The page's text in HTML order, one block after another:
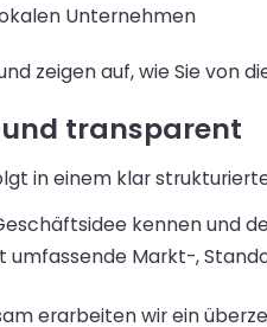
Unternehmen
zeigen auf, wie Sie von
und transparent
in einem klar
kennen und
umfassende Markt-,
erarbeiten wir ein